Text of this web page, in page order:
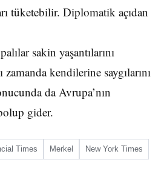
tüketebilir. Diplomatik açıdan
sakin yaşantılarını
kendilerine saygılarını
da Avrupa’nın
gider.
Times Merkel New York Times